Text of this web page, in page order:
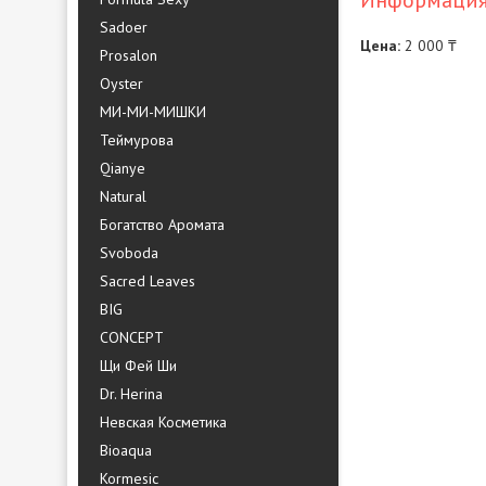
Sadoer
Prosalon
Oyster
МИ-МИ-МИШКИ
Теймурова
Qianye
Natural
Богатство Аромата
Svoboda
Sacred Leaves
BIG
CONCEPT
Щи Фей Ши
Dr. Herina
Невская Косметика
Bioaqua
Kormesic
Цена: 2 000 ₸